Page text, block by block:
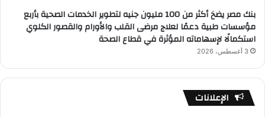
بنك مصر يضخ أكثر من 100 مليون جنيه لتطوير الخدمات الصحية بأربع
مؤسسات طبية دعمًا لعلاج مرضى القلب والأورام والقصور الكلوي
استكمالًا لإسهاماته المؤثرة في قطاع الصحة
3 أغسطس، 2026
الإعلانات